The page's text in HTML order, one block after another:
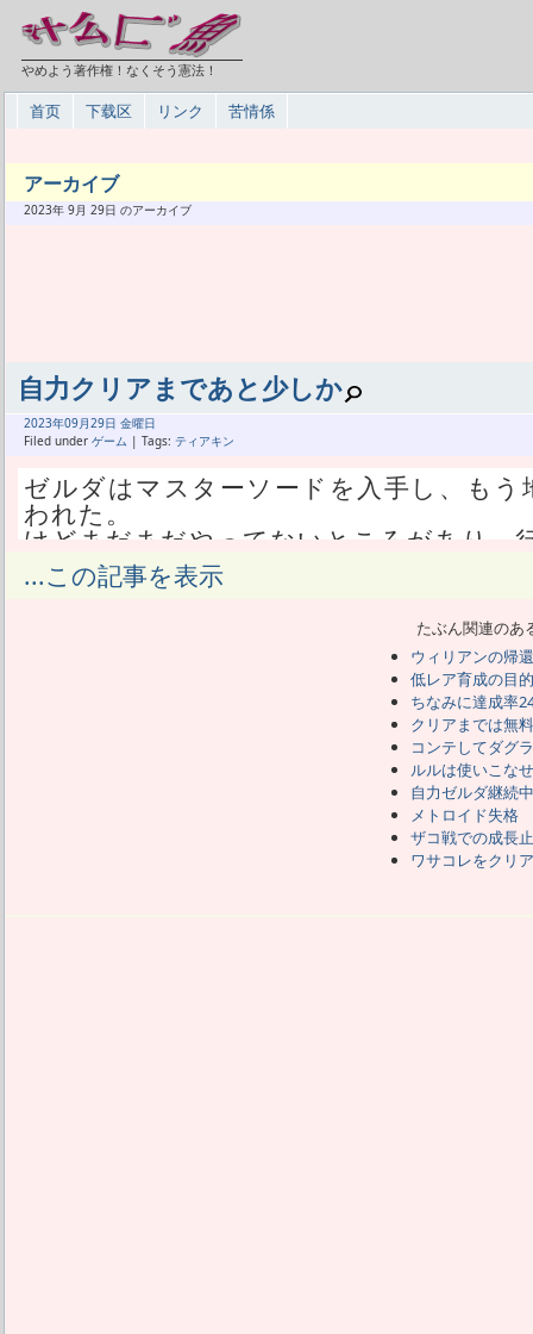
やめよう著作権！なくそう憲法！
首页 下载区 リンク 苦情係
アーカイブ
2023年 9月 29日 のアーカイブ
自力クリアまであと少しか
2023年09月29日 金曜日
Filed under ゲーム | Tags: ティアキン
ゼルダはマスターソードを入手し、も
われた。
けどまだまだやってないところがあり、
だからまた寄り道モードで行きたい。
四つの神殿をクリアした後も、もはや
が、進めてみたらまだラスボスじゃなく
だから今回もまだまだ、全然ラストじゃ
今作ティアキンは、前作ブレワイに比べ
あたしにとってのブレワイでしんどか
例えば苦手すぎてスルーしまくった力
例えばハードの可能性を無理矢理ねじ
...この記事を表示
たぶん関連のあ
ウィリアンの帰還
低レア育成の目
ちなみに達成率
クリアまでは無料
コンテしてダグ
ルルは使いこな
自力ゼルダ継続中
メトロイド失格
ザコ戦での成長
ワサコレをクリ